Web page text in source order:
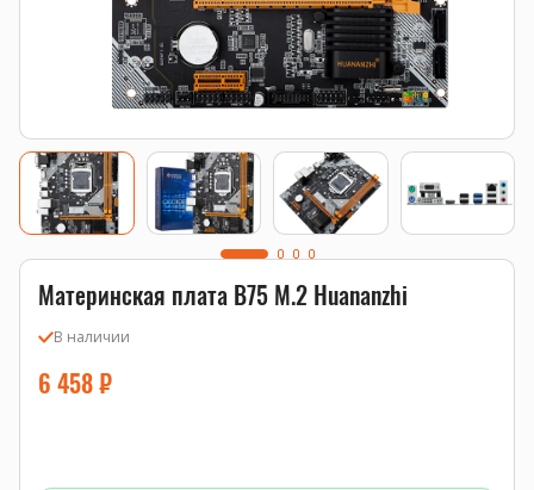
Материнская плата B75 M.2 Huananzhi
В наличии
6 458₽